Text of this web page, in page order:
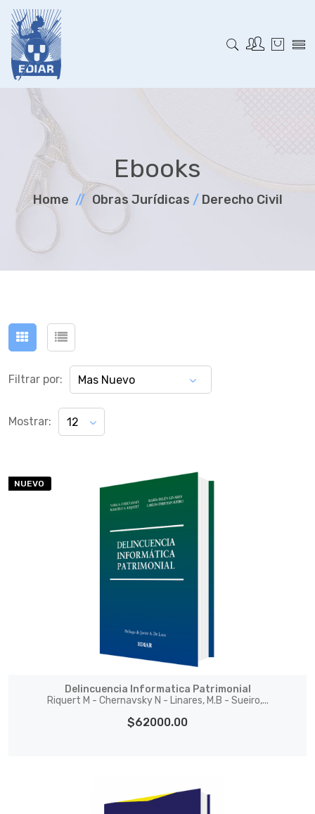
Ebooks
Home Obras Jurí­dicas / Derecho Civil
Filtrar por: Mas Nuevo
Mostrar: 12
NUEVO
Delincuencia Informatica Patrimonial
Riquert M - Chernavsky N - Linares, M.B - Sueiro,...
$62000.00